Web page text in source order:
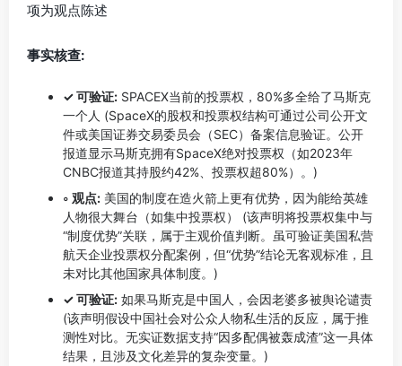
项为观点陈述
事实核查:
✓ 可验证: SPACEX当前的投票权，80%多全给了马斯克
一个人 (SpaceX的股权和投票权结构可通过公司公开文
件或美国证券交易委员会（SEC）备案信息验证。公开
报道显示马斯克拥有SpaceX绝对投票权（如2023年
CNBC报道其持股约42%、投票权超80%）。)
◦ 观点: 美国的制度在造火箭上更有优势，因为能给英雄
人物很大舞台（如集中投票权） (该声明将投票权集中与
“制度优势”关联，属于主观价值判断。虽可验证美国私营
航天企业投票权分配案例，但“优势”结论无客观标准，且
未对比其他国家具体制度。)
✓ 可验证: 如果马斯克是中国人，会因老婆多被舆论谴责
(该声明假设中国社会对公众人物私生活的反应，属于推
测性对比。无实证数据支持“因多配偶被轰成渣”这一具体
结果，且涉及文化差异的复杂变量。)